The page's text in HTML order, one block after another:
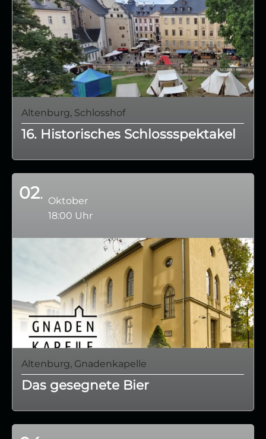
Altenburg, Schlosshof
16. Historisches Schlossspektakel
02
Oktober
18:00 Uhr
Altenburg, Gnadenkapelle
Das gesegnete Bier